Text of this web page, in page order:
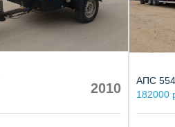
2010
АПС
182000